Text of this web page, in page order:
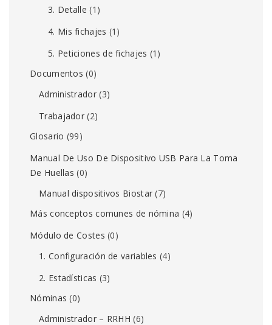
3. Detalle (1)
4. Mis fichajes (1)
5. Peticiones de fichajes (1)
Documentos (0)
Administrador(3)
Trabajador (2)
Glosario (99)
Manual De Uso De Dispositivo USB Para La Toma
De Huellas (0)
Manual dispositivos Biostar (7)
Más conceptos comunes de nómina (4)
Módulo de Costes (0)
1. Configuración de variables (4)
2. Estadísticas (3)
Nóminas (0)
Administrador – RRHH (6)